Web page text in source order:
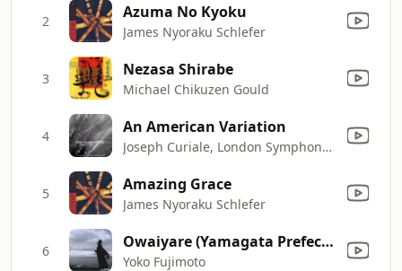
2 Azuma No Kyoku
James Nyoraku Schlefer
3 Nezasa Shirabe
Michael Chikuzen Gould
4 An American Variation
Joseph Curiale, London Symphony Orchestra, Osamu Kitajima & Masa Yoshizawa
5 Amazing Grace
James Nyoraku Schlefer
6 Owaiyare (Yamagata Prefecture)
Yoko Fujimoto